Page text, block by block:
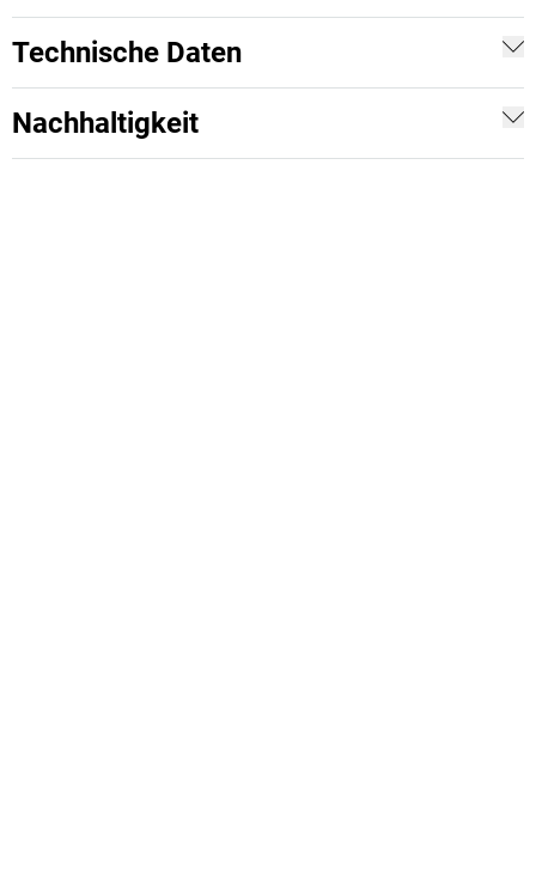
Technische Daten
Nachhaltigkeit